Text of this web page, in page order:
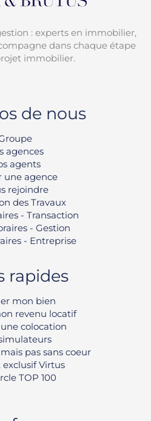
: experts en immobilier,
dans chaque étape
immobilier.
de nous
agences
agents
une agence
rejoindre
des Travaux
- Transaction
- Gestion
- Entreprise
rapides
mon bien
revenu locatif
colocation
pas sans coeur
Virtus
TOP 100